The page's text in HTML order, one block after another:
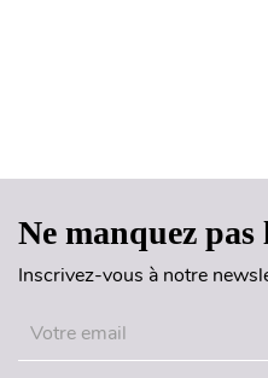
Ne manquez pas
Inscrivez-vous à notre